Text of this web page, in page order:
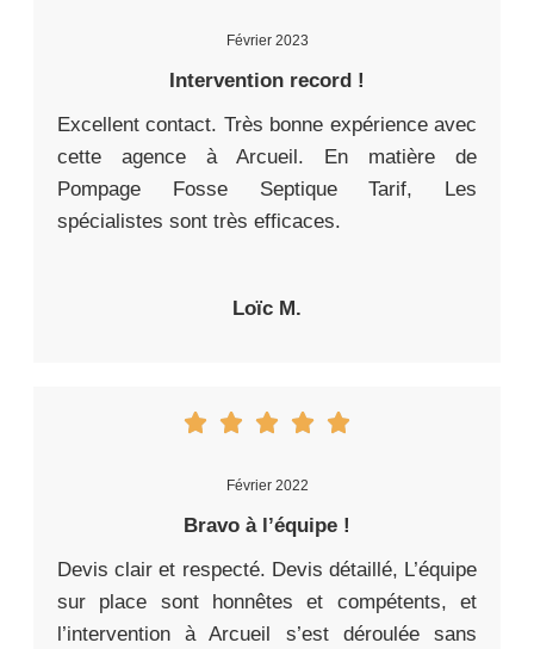
Février 2023
Intervention record !
Excellent contact. Très bonne expérience avec
cette agence à Arcueil. En matière de
Pompage Fosse Septique Tarif, Les
spécialistes sont très efficaces.
Loïc M.
Février 2022
Bravo à l’équipe !
Devis clair et respecté. Devis détaillé, L’équipe
sur place sont honnêtes et compétents, et
l’intervention à Arcueil s’est déroulée sans